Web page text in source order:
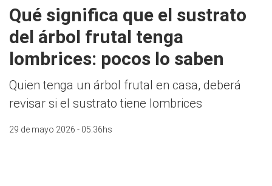
Qué significa que el sustrato
del árbol frutal tenga
lombrices: pocos lo saben
Quien tenga un árbol frutal en casa, deberá
revisar si el sustrato tiene lombrices
29 de mayo 2026 - 05:36hs